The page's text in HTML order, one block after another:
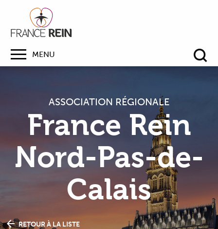
MENU
ASSOCIATION RÉGIONALE
France Rein
Nord-Pas-de-
Calais
RETOUR À LA LISTE